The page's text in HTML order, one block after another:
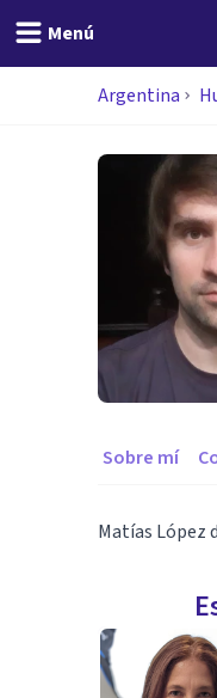
Menú
Argentina
Sobre mí
Matías López